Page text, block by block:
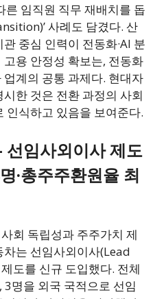
른 임직원 직무 재배치를 돕
사례도 담겼다. 산
중심 인력이 전동화·AI 분
용 안정성 확보는, 전동화
계의 공통 과제다. 현대자
한 것은 전환 과정의 사회
인식하고 있음을 보여준다.
임사외이사 제도
·총주주환원율 최
회 독립성과 주주가치 제
는 선임사외이사(Lead
도를 신규 도입했다. 전체
명을 외국 국적으로 선임